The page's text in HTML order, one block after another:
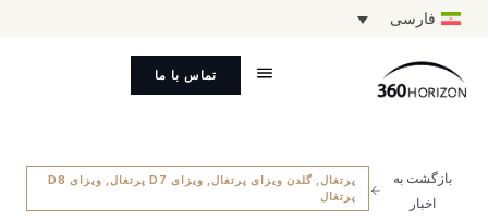
فارسی
تماس با ما
بازگشت به
اخبار
پرتغال ,گلدن ویزای پرتغال ویزای D7 پرتغال
ویزای D8
پرتغال